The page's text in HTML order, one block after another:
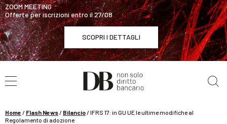
ZOOM MEETING
Offerte per iscrizioni entro il 27/08
SCOPRI I DETTAGLI
WEBINAR / 17 settembre
La governance dell’Intelligenza Artificiale
Home / Flash News/ Bilancio/IFRS 17: in GU UE le ultime modifiche al
Regolamento di adozione